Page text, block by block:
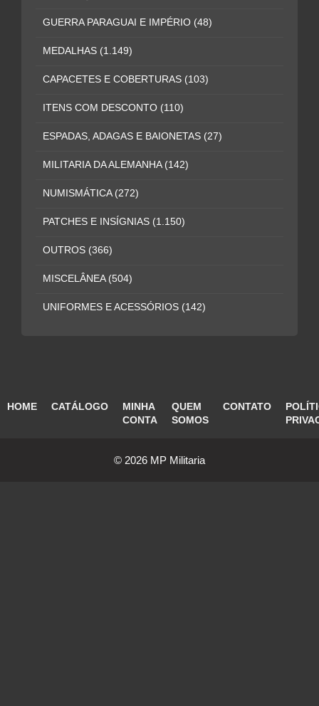
GUERRA PARAGUAI E IMPÉRIO (48)
MEDALHAS (1.149)
CAPACETES E COBERTURAS (103)
ITENS COM DESCONTO (110)
ESPADAS, ADAGAS E BAIONETAS (27)
MILITARIA DA ALEMANHA (142)
NUMISMÁTICA (272)
PATCHES E INSÍGNIAS (1.150)
OUTROS (366)
MISCELÂNEA (504)
UNIFORMES E ACESSÓRIOS (142)
HOME CATÁLOGO
MINHA
CONTA
QUEM
SOMOS
CONTATO
© 2026 MP Militaria